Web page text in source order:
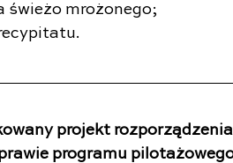
świeżo mrożonego;
projekt
programu